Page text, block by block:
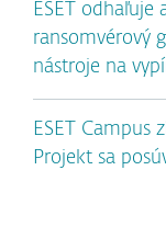
ESET odhaľuje
ransomvérový
nástroje na
ESET Campus
Projekt sa